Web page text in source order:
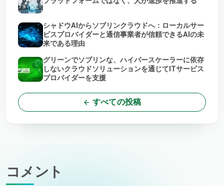
シャドウAIからソブリンクラウドへ：ローカルサー
ビスプロバイダーと通信事業者が信頼できるAIの未
来である理由
グリーンでソブリンな、ハイパースケーラーに依存
しないクラウドソリューションを通じてITサービス
プロバイダーを支援
すべての投稿
コメント